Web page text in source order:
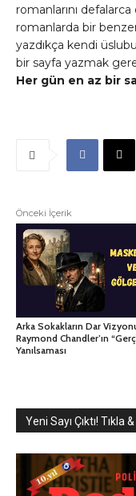
romanlarını
romanlarda bir
yazdıkça kendi
bir sayfa yazmak
Her gün en az bir
Önceki İçerik
Arka Sokakların Dar
Raymond Chandler’ın
Yanılsaması
Yeni Sayı Çıktı! Tıkla